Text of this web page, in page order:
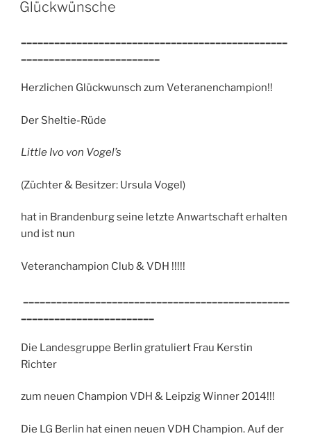
Glückwünsche
Herzlichen Glückwunsch zum Veteranenchampion!!
Der Sheltie-Rüde
Little Ivo von Vogel’s
(Züchter & Besitzer: Ursula Vogel)
hat in Brandenburg seine letzte Anwartschaft erhalten
und ist nun
Veteranchampion Club & VDH !!!!!
Die Landesgruppe Berlin gratuliert Frau Kerstin
Richter
zum neuen Champion VDH & Leipzig Winner 2014!!!
Die LG Berlin hat einen neuen VDH Champion. Auf der